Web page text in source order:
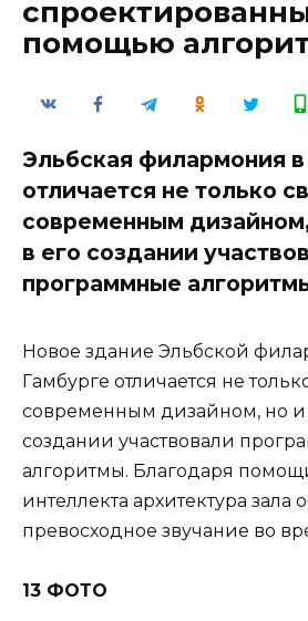
помощью
Эльбская филармония в
отличается не только
современным
в его создании
программные
Новое здание Эльбской
Гамбурге отличается не
современным дизайном, но и
создании участвовали
алгоритмы. Благодаря
интеллекта архитектура зала
превосходное звучание во
13 ФОТО